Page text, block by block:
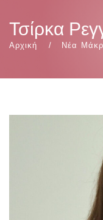
Τσίρκα
Αρχική Νέα